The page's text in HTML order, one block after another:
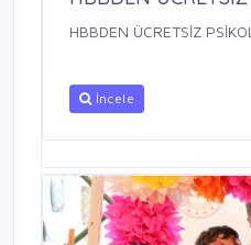
HBBDEN ÜCRETSİZ
İncele